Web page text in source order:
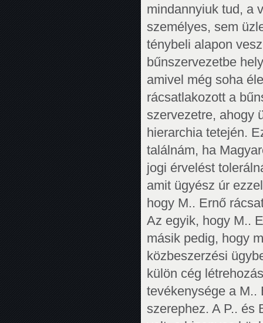
mindannyiuk tud, a
személyes, sem
ténybeli alapon
bűnszervezetbe
amivel még soha
rácsatlakozott a
szervezetre, ahogy
hierarchia tetején.
találnám, ha
jogi érvelést
amit ügyész úr
hogy M.. Ernő
Az egyik, hogy M..
másik pedig, hogy
közbeszerzési
külön cég
tevékenysége a M..
szerephez. A P.. és